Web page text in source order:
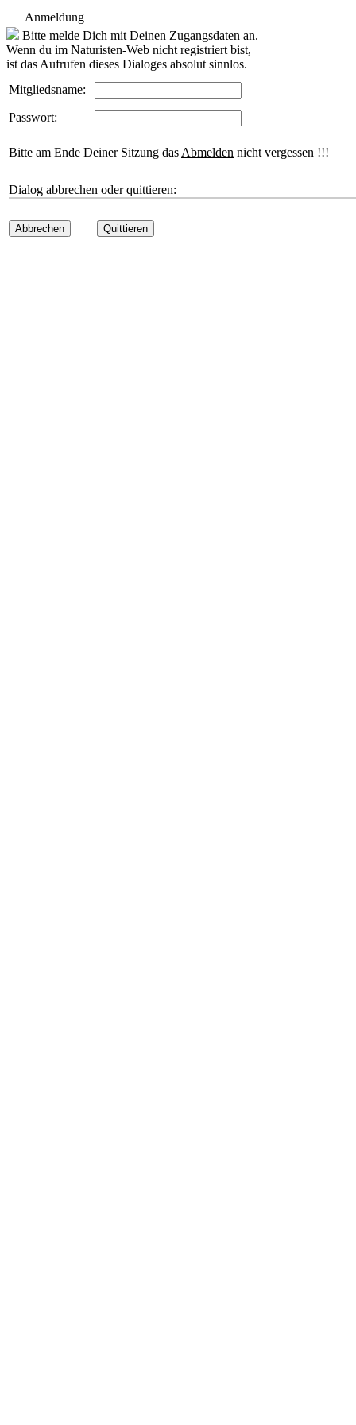
Anmeldung
Bitte melde Dich mit Deinen Zugangsdaten an.
Wenn du im Naturisten-Web nicht registriert bist,
ist das Aufrufen dieses Dialoges absolut sinnlos.
Mitgliedsname:
Passwort:
Bitte am Ende Deiner Sitzung das Abmelden nicht vergessen !!!
Dialog abbrechen oder quittieren:
Abbrechen Quittieren